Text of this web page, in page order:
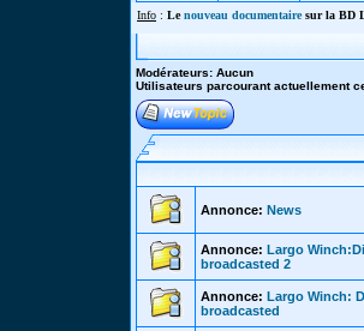
Info : Lenouveau documentairesur la BD
Modérateurs: Aucun
Utilisateurs parcourant actuellement
Annonce: News
Annonce: Largo
broadcasted 2
Annonce: Largo Winch:
broadcasted